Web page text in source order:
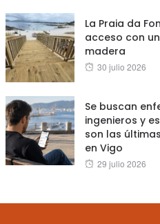
La Praia da
acceso con
madera
Posted
30 julio 2026
Se buscan
ingenieros y
son las
en Vigo
Posted
29 julio 2026